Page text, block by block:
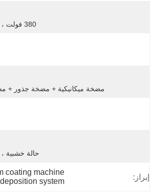
380 فولت ، 50 هرتز أو العرف
مضخة ميكانيكية + مضخة جذور +
حالة خشبية ،
إبراز:
coating machine
system